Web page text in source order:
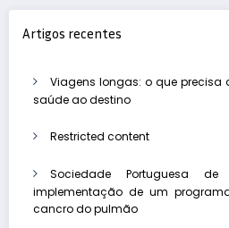
Artigos recentes
Viagens longas: o que
saúde ao destino
Restricted content
Sociedade Portuguesa
implementação de um
cancro do pulmão